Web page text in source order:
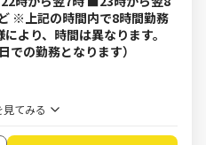
※上記の時間内で8時間勤務
より、時間は異なります。
の勤務となります）
てみる